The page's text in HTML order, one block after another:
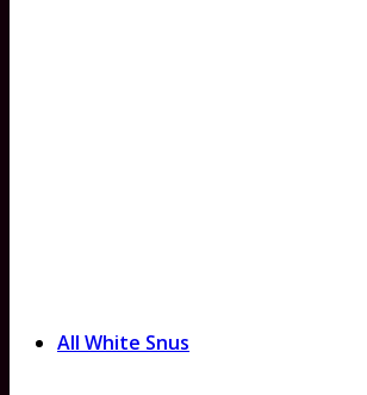
All White Snus